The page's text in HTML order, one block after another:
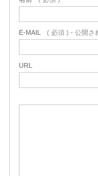
E-MAIL ( 必須 ) - 公開さ
URL